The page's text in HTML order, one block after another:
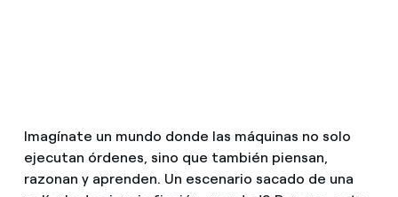
Estafas telefónicas
Imagínate un mundo donde las máquinas no solo
ejecutan órdenes, sino que también piensan,
razonan y aprenden. Un escenario sacado de una